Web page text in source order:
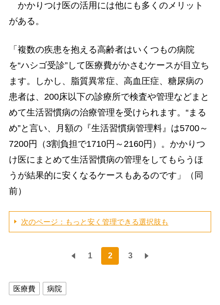
かかりつけ医の活用には他にも多くのメリット
がある。
「複数の疾患を抱える高齢者はいくつもの病院
を“ハシゴ受診”して医療費がかさむケースが目立ち
ます。しかし、脂質異常症、高血圧症、糖尿病の
患者は、200床以下の診療所で検査や管理などまと
めて生活習慣病の治療管理を受けられます。“まる
め”と言い、月額の『生活習慣病管理料』は5700～
7200円（3割負担で1710円～2160円）。かかりつ
け医にまとめて生活習慣病の管理をしてもらうほ
うが結果的に安くなるケースもあるのです」（同
前）
次のページ：もっと安く管理できる選択肢も
1 2 3
医療費 病院